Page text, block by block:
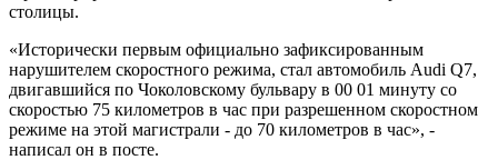
столицы.
«Исторически первым официально зафиксированным
нарушителем скоростного режима, стал автомобиль Audi Q7,
двигавшийся по Чоколовскому бульвару в 00 01 минуту со
скоростью 75 километров в час при разрешенном скоростном
режиме на этой магистрали - до 70 километров в час», -
написал он в посте.